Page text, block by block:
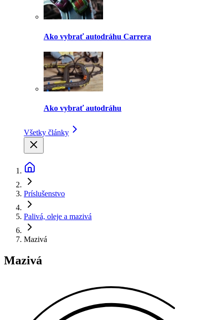
Ako vybrať autodráhu Carrera
Ako vybrať autodráhu
Všetky články
Príslušenstvo
Palivá, oleje a mazivá
Mazivá
Mazivá